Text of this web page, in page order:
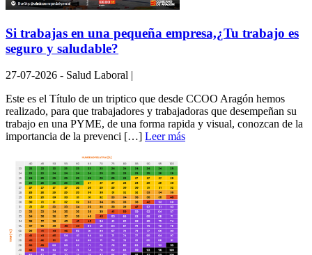
Si trabajas en una pequeña empresa,¿Tu trabajo es
seguro y saludable?
27-07-2026 - Salud Laboral |
Este es el Título de un triptico que desde CCOO Aragón hemos
realizado, para que trabajadores y trabajadoras que desempeñan su
trabajo en una PYME, de una forma rapida y visual, conozcan de la
importancia de la prevenci […] Leer más